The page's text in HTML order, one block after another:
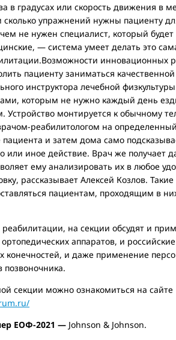
в градусах или скорость движения в
сколько упражнений нужны пациенту
не нужен специалист, который
— система умеет делать это
Возможности инновационных
пациенту заниматься
инструктора лечебной
которым не нужно каждый день
Устройство монтируется к обычному
реабилитологом на
и затем дома само
или иное действие. Врач же получает
ему анализировать их в любое
рассказывает Алексей Козлов.
пациентам, проходящим в
на секции обсудят и
аппаратов, и
конечностей, и даже применение
секции можно ознакомиться на сайте
ЕОФ-2021 — Johnson & Johnson.